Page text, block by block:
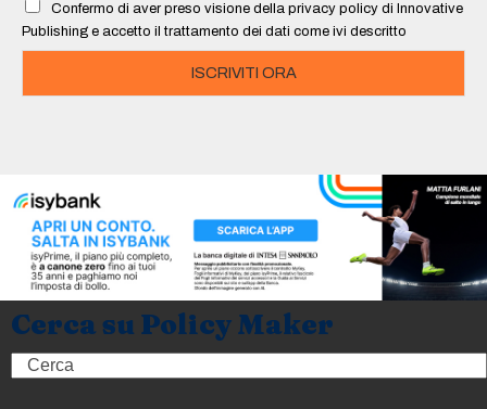
*
Confermo di aver preso visione della privacy policy di Innovative
Publishing e accetto il trattamento dei dati come ivi descritto
ISCRIVITI ORA
Cerca su Policy Maker
Search